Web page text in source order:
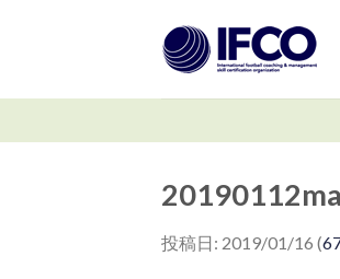
投稿日: 2019/01/16 (